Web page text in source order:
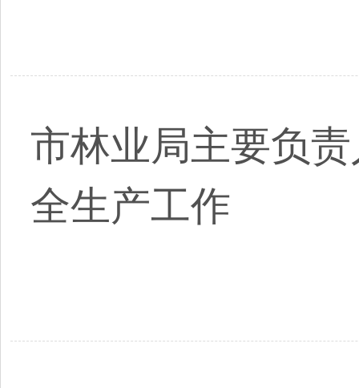
市林业局主要负
全生产工作